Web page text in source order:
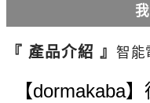
電動柵欄機系列
車牌辨識系統系列
『 產品介紹 』 智能
【dormakaba